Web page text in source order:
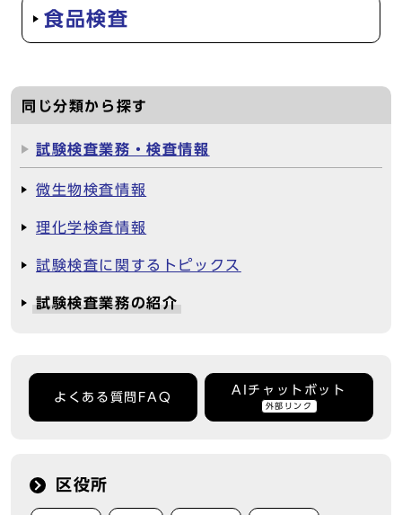
食品検査
同じ分類から探す
試験検査業務・検査情報
微生物検査情報
理化学検査情報
試験検査に関するトピックス
試験検査業務の紹介
よくある質問FAQ
AIチャットボット
外部リンク
区役所